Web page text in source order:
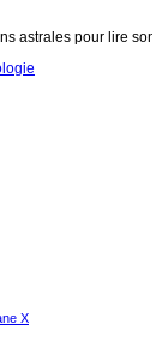
astrales pour lire
X